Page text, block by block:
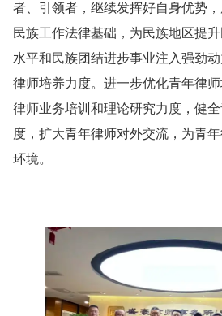
者、引领者，继续发挥好自身优势
民族工作法律基础，为民族地区提
水平和民族团结进步事业注入强劲
律师培养力度。进一步优化青年律
律师业务培训和理论研究力度，健
度，扩大青年律师对外交流，为青
环境。